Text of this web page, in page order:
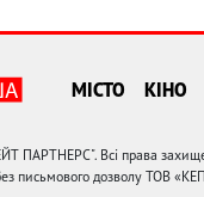
МІСТО КІНО
Всі права
письмового дозволу ТОВ